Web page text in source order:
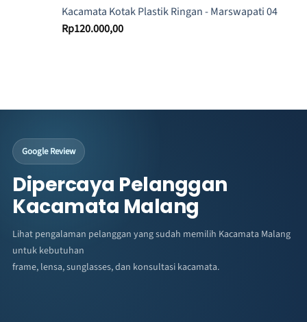
Kacamata Kotak Plastik Ringan - Marswapati 04
Rp120.000,00
Google Review
Dipercaya Pelanggan
Kacamata Malang
Lihat pengalaman pelanggan yang sudah memilih Kacamata Malang
untuk kebutuhan
frame, lensa, sunglasses, dan konsultasi kacamata.